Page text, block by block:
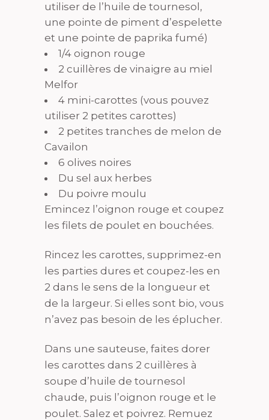
utiliser de l’huile de tournesol,
une pointe de piment d’espelette
et une pointe de paprika fumé)
1/4 oignon rouge
2 cuillères de vinaigre au miel
Melfor
4 mini-carottes (vous pouvez
utiliser 2 petites carottes)
2 petites tranches de melon de
Cavailon
6 olives noires
Du sel aux herbes
Du poivre moulu
Emincez l’oignon rouge et coupez
les filets de poulet en bouchées.
Rincez les carottes, supprimez-en
les parties dures et coupez-les en
2 dans le sens de la longueur et
de la largeur. Si elles sont bio, vous
n’avez pas besoin de les éplucher.
Dans une sauteuse, faites dorer
les carottes dans 2 cuillères à
soupe d’huile de tournesol
chaude, puis l’oignon rouge et le
poulet. Salez et poivrez. Remuez